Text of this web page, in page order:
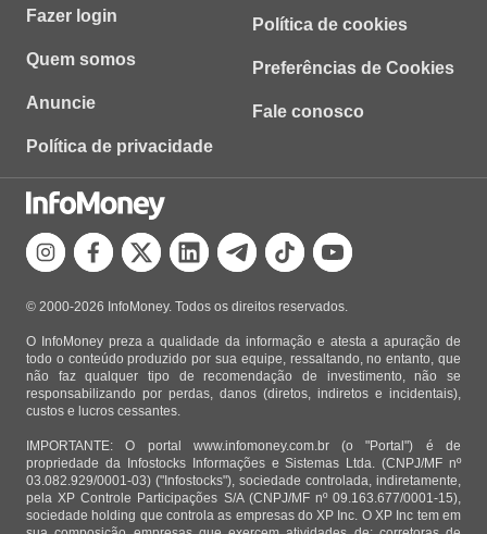
Fazer login
Quem somos
Anuncie
Política de privacidade
Política de cookies
Preferências de Cookies
Fale conosco
© 2000-2026 InfoMoney. Todos os direitos reservados.
O InfoMoney preza a qualidade da informação e atesta a apuração de
todo o conteúdo produzido por sua equipe, ressaltando, no entanto, que
não faz qualquer tipo de recomendação de investimento, não se
responsabilizando por perdas, danos (diretos, indiretos e incidentais),
custos e lucros cessantes.
IMPORTANTE: O portal www.infomoney.com.br (o "Portal") é de
propriedade da Infostocks Informações e Sistemas Ltda. (CNPJ/MF nº
03.082.929/0001-03) ("Infostocks"), sociedade controlada, indiretamente,
pela XP Controle Participações S/A (CNPJ/MF nº 09.163.677/0001-15),
sociedade holding que controla as empresas do XP Inc. O XP Inc tem em